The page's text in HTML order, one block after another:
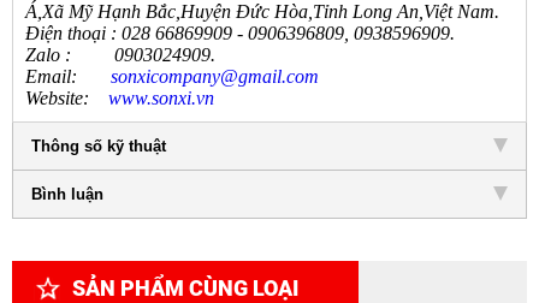
Á,Xã Mỹ Hạnh Bắc,Huyện Đức Hòa,Tỉnh Long An,Việt Nam.
Điện thoại : 028 66869909 - 0906396809, 0938596909.
Zalo : 0903024909.
Email:
sonxicompany@gmail.com
Website:
www.sonxi.vn
Thông số kỹ thuật
Bình luận
SẢN PHẨM CÙNG LOẠI